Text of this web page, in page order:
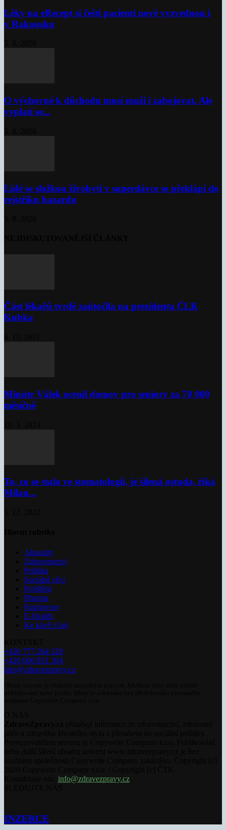
Léky na eRecept si čeští pacienti nově vyzvednou i
v Rakousku
O výchovné k důchodu musí muži i zabojovat. Ale
vyplatí se...
Lidé se složkou živobytí v superdávce se překlápí do
rejstříku hazardu
Část lékařů tvrdě zaútočila na prezidenta ČLK
Kubka
Ministr Válek ocenil domov pro seniory za 70 000
měsíčně
To, co se stalo ve stomatologii, je šílená ostuda, říká
Milan...
Aktuality
Zdravotnictví
Politika
Sociální věci
Pojištění
Pharma
Rozhovory
E-Health
Ke kávě i čaji
+420 777 264 528
+420 606 831 394
info@zdravezpravy.cz
info@zdravezpravy.cz
INZERCE